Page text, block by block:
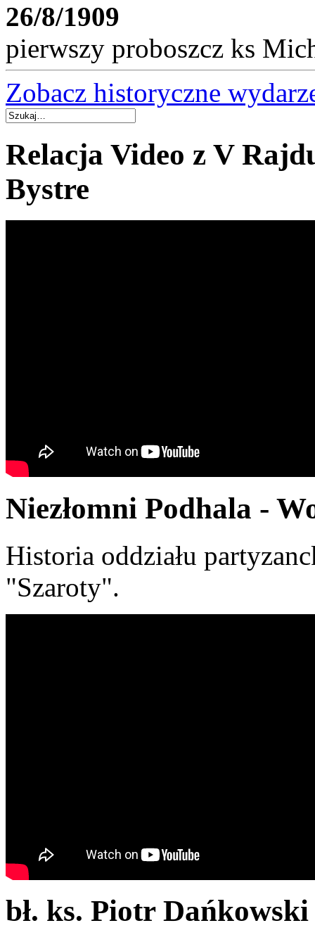
26/8/1909
pierwszy proboszcz ks
Zobacz historyczne
Relacja Video z V
Bystre
Niezłomni Podhala -
Historia oddziału
"Szaroty".
bł. ks. Piotr